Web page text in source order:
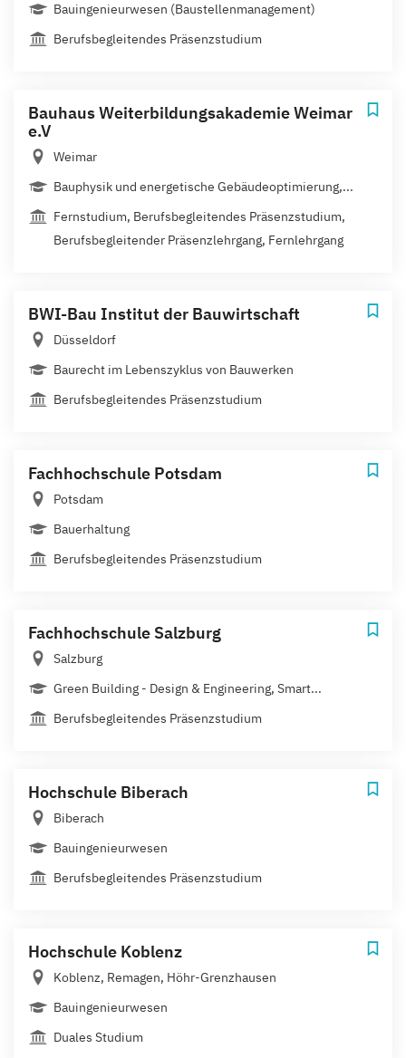
Bauingenieurwesen (Baustellenmanagement)
Berufsbegleitendes Präsenzstudium
Bauhaus Weiterbildungsakademie Weimar
e.V
Weimar
Bauphysik und energetische Gebäudeoptimierung,...
Fernstudium, Berufsbegleitendes Präsenzstudium,
Berufsbegleitender Präsenzlehrgang, Fernlehrgang
BWI-Bau Institut der Bauwirtschaft
Düsseldorf
Baurecht im Lebenszyklus von Bauwerken
Berufsbegleitendes Präsenzstudium
Fachhochschule Potsdam
Potsdam
Bauerhaltung
Berufsbegleitendes Präsenzstudium
Fachhochschule Salzburg
Salzburg
Green Building - Design & Engineering, Smart...
Berufsbegleitendes Präsenzstudium
Hochschule Biberach
Biberach
Bauingenieurwesen
Berufsbegleitendes Präsenzstudium
Hochschule Koblenz
Koblenz, Remagen, Höhr-Grenzhausen
Bauingenieurwesen
Duales Studium